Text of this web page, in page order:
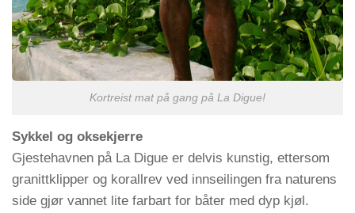
Kortreist mat på gang på La Digue!
Sykkel og oksekjerre
Gjestehavnen på La Digue er delvis kunstig, ettersom
granittklipper og korallrev ved innseilingen fra naturens
side gjør vannet lite farbart for båter med dyp kjøl.